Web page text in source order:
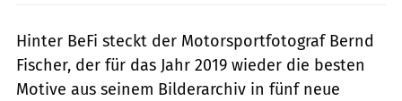
Hinter BeFi steckt der Motorsportfotograf Bernd
Fischer, der für das Jahr 2019 wieder die besten
Motive aus seinem Bilderarchiv in fünf neue